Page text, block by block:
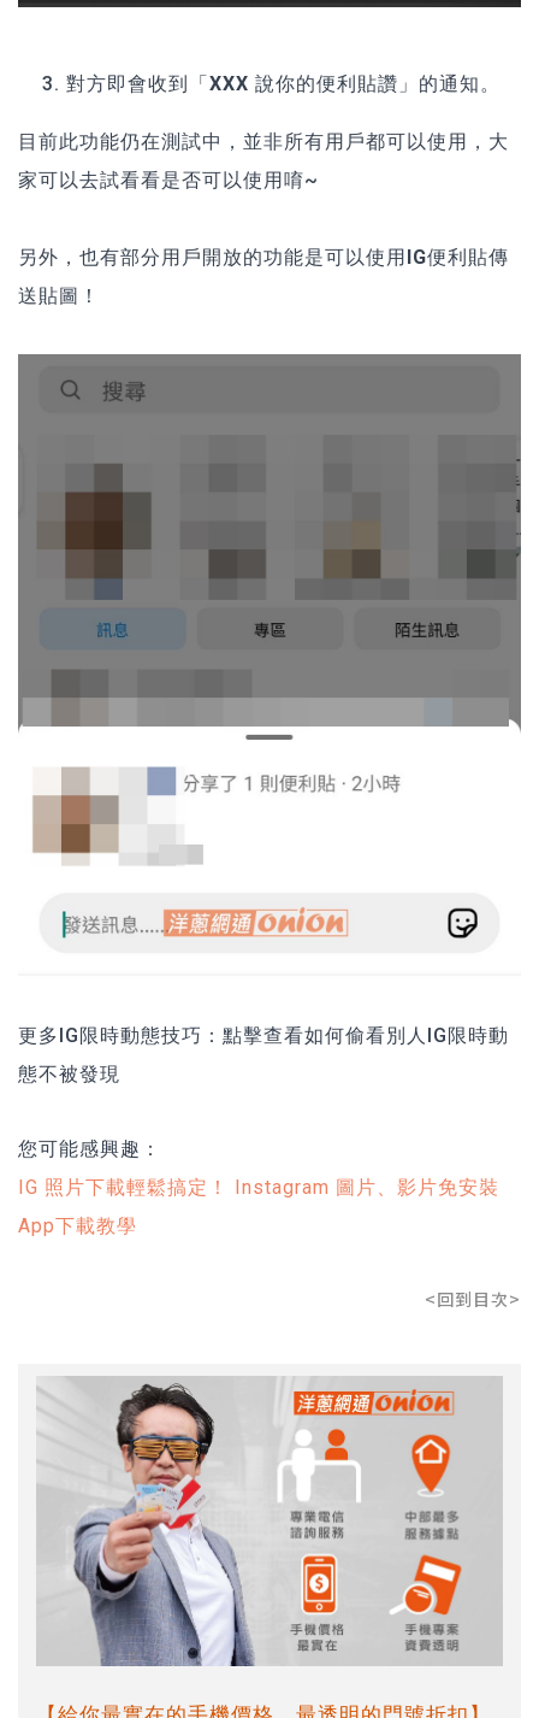
對方即會收到「 XXX 說你的便利貼讚 」的通知。
目前此功能仍在測試中，並非所有用戶都可以使用，大
家可以去試看看是否可以使用唷~
另外，也有部分用戶開放的功能是可以使用 IG便利貼傳
送貼圖 ！
更多IG限時動態技巧： 點擊查看如何偷看別人IG限時動
態不被發現
您可能感興趣：
IG 照片下載輕鬆搞定！ Instagram 圖片、影片免安裝
App下載教學
<回到目次>